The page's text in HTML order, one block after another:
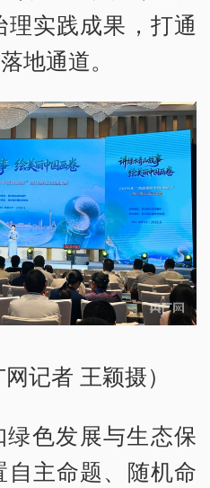
实践成果，打通
地通道。
记者 王颖摄）
色发展与生态保
主命题、随机命